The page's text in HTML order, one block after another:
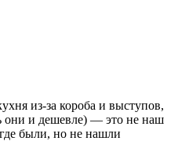
из-за короба и выступов,
они и дешевле) — это не наш
были, но не нашли